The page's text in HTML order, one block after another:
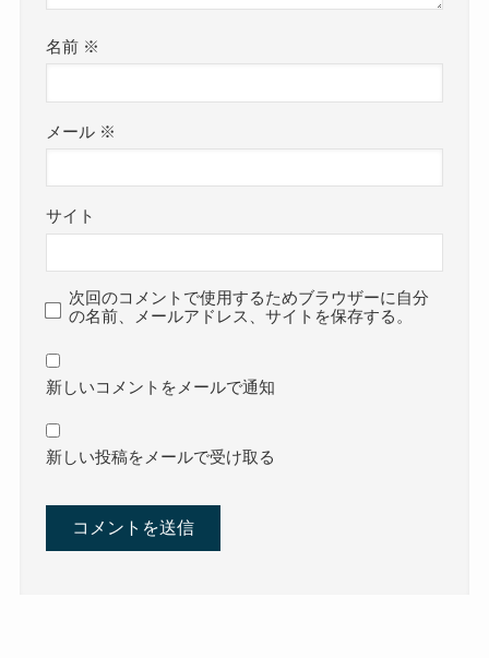
名前 ※
メール ※
サイト
次回のコメントで使用するためブラウザーに自分
の名前、メールアドレス、サイトを保存する。
新しいコメントをメールで通知
新しい投稿をメールで受け取る